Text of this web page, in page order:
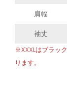
肩幅
袖丈
※XXXLはブラッ
ります。